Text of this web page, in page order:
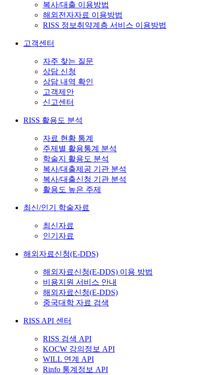
복사/대출 이용방법
해외전자자료 이용방법
RISS 정보취약계층 서비스 이용방법
고객센터
자주 찾는 질문
상담 신청
상담 내역 확인
고객제안
신고센터
RISS 활용도 분석
자료 현황 통계
주제별 활용통계 분석
학술지 활용도 분석
복사/대출제공 기관 분석
복사/대출신청 기관 분석
활용도 높은 주제
최신/인기 학술자료
최신자료
인기자료
해외자료신청(E-DDS)
해외자료신청(E-DDS) 이용 방법
비용지원 서비스 안내
해외자료신청(E-DDS)
중국대학 자료 검색
RISS API 센터
RISS 검색 API
KOCW 강의정보 API
WILL 연계 API
Rinfo 통계정보 API